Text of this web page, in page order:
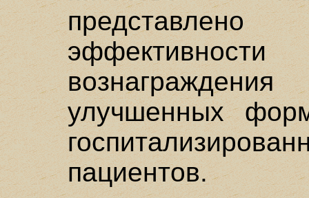
улучшенных
пациентов.